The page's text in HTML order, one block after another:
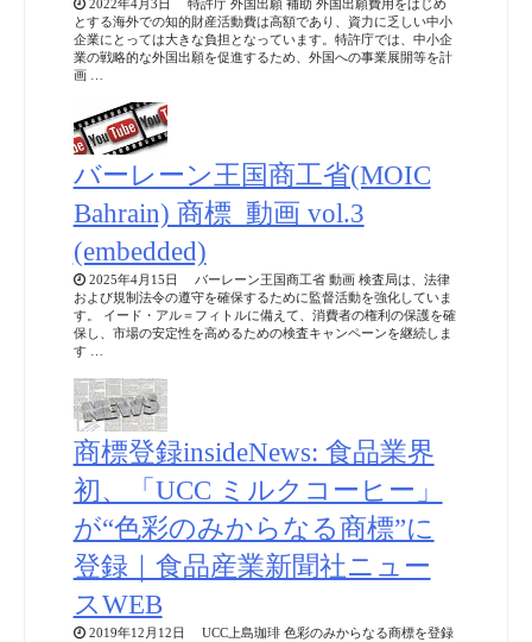
2022年4月3日 特許庁 外国出願 補助 外国出願費用をはじめ
とする海外での知的財産活動費は高額であり、資力に乏しい中小
企業にとっては大きな負担となっています。特許庁では、中小企
業の戦略的な外国出願を促進するため、外国への事業展開等を計
画 …
バーレーン王国商工省(MOIC
Bahrain) 商標_動画 vol.3
(embedded)
2025年4月15日 バーレーン王国商工省 動画 検査局は、法律
および規制法令の遵守を確保するために監督活動を強化していま
す。 イード・アル＝フィトルに備えて、消費者の権利の保護を確
保し、市場の安定性を高めるための検査キャンペーンを継続しま
す …
商標登録insideNews: 食品業界
初、「UCC ミルクコーヒー」
が“色彩のみからなる商標”に
登録｜食品産業新聞社ニュー
スWEB
2019年12月12日 UCC上島珈琲 色彩のみからなる商標を登録